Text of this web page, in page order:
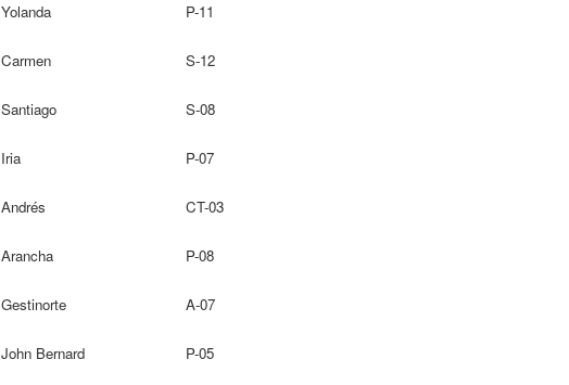
Yolanda P-11
Carmen S-12
Santiago S-08
Iria P-07
Andrés CT-03
Arancha P-08
Gestinorte A-07
John Bernard P-05